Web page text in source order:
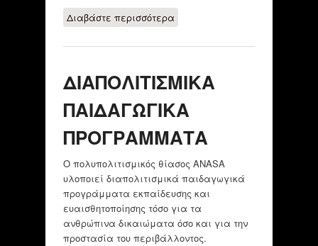
Διαβάστε περισσότεραγια ΠΡΟΓΡΑΜΜΑ
DEMOCRACY"
ΔΙΑΠΟΛΙΤΙΣΜΙΚΑ
ΠΑΙΔΑΓΩΓΙΚΑ
ΠΡΟΓΡΑΜΜΑΤΑ
Ο πολυπολιτισμικός θίασος ANASA
υλοποιεί διαπολιτισμικά παιδαγωγικά
προγράμματα εκπαίδευσης και
ευαισθητοποίησης τόσο για τα
ανθρώπινα δικαιώματα όσο και για την
προστασία του περιβάλλοντος.